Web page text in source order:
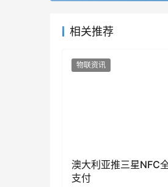
相关推荐
物联资讯
澳大利亚推三星NFC
支付